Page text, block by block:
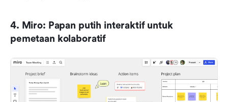
4. Miro: Papan putih interaktif untuk
pemetaan kolaboratif